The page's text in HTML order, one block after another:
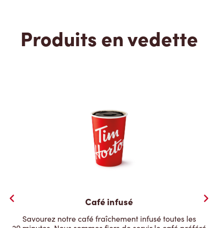
Produits en vedette
Café infusé
Savourez notre café fraîchement infusé toutes les